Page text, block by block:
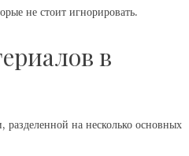
не стоит игнорировать.
в
на несколько основных